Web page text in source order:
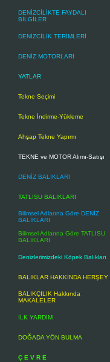
DENİZCİLİKTE FAYDALI
BİLGİLER
DENİZCİLİK TERİMLERİ
DENİZ MOTORLARI
YATLAR
Tekne Seçimi
Tekne İndirme-Yükleme
Ahşap Tekne Yapımı
TEKNE ve MOTOR Alımı-Satışı
DENİZ BALIKLARI
TATLISU BALIKLARI
Bilimsel Adlarına Göre DENİZ
BALIKLARI
Bilimsel Adlarına Göre TATLISU
BALIKLARI
Denizlerimizdeki Köpek Balıkları
BALIKLAR HAKKINDA HERŞEY
BALIKÇILIK Hakkında
MAKALELER
İLK YARDIM
DOĞADA YÖN BULMA
Ç E V R E